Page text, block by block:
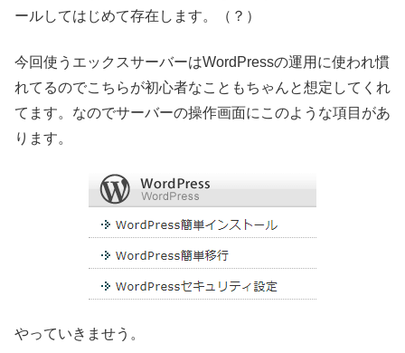
ールしてはじめて存在します。（？）
今回使うエックスサーバーはWordPressの運用に使われ慣
れてるのでこちらが初心者なこともちゃんと想定してくれ
てます。なのでサーバーの操作画面にこのような項目があ
ります。
やっていきませう。